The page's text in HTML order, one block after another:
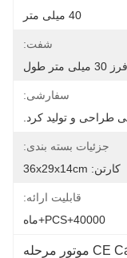
40 میلی متر
شفت:
طول
سفارشی:
طراحی و تولید کرد.
جزئیات بسته بندی:
کارتن: 36x29x14cm
قابلیت ارائه:
40000+PCS+ماه
CE Casun NEMA 14 موتور مرحله